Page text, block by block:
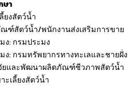
ษา
ยงสัตว์น้ำ
ฑ์สัตว์น้ำ/พนักงานส่งเสริมการขาย
ง: กรมประมง
ง: กรมทรัพยากรทางทะเลและชายฝั่ง
ยและพัฒนาผลิตภัณฑ์ชีวภาพสัตว์น้ำ
ะเลี้ยงสัตว์น้ำ